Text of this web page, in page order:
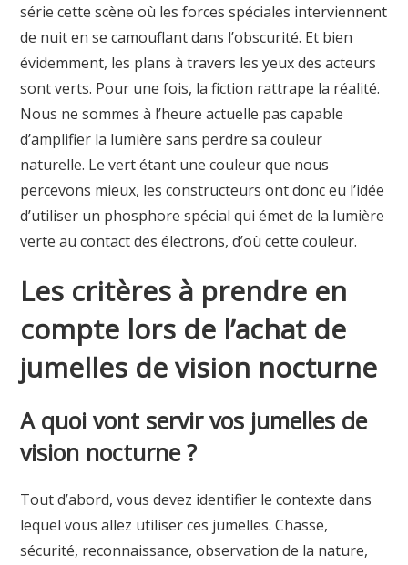
série cette scène où les forces spéciales interviennent
de nuit en se camouflant dans l’obscurité. Et bien
évidemment, les plans à travers les yeux des acteurs
sont verts. Pour une fois, la fiction rattrape la réalité.
Nous ne sommes à l’heure actuelle pas capable
d’amplifier la lumière sans perdre sa couleur
naturelle. Le vert étant une couleur que nous
percevons mieux, les constructeurs ont donc eu l’idée
d’utiliser un phosphore spécial qui émet de la lumière
verte au contact des électrons, d’où cette couleur.
Les critères à prendre en
compte lors de l’achat de
jumelles de vision nocturne
A quoi vont servir vos jumelles de
vision nocturne ?
Tout d’abord, vous devez identifier le contexte dans
lequel vous allez utiliser ces jumelles. Chasse,
sécurité, reconnaissance, observation de la nature,